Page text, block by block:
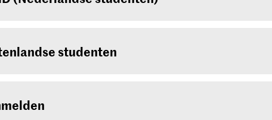
die nog niet, vraag deze dan aan bij
studenten
en wachtwoord die je in Studielink zelf